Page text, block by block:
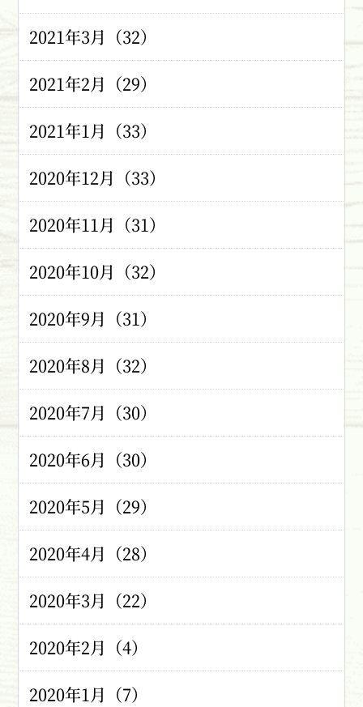
2021年3月（32）
2021年2月（29）
2021年1月（33）
2020年12月（33）
2020年11月（31）
2020年10月（32）
2020年9月（31）
2020年8月（32）
2020年7月（30）
2020年6月（30）
2020年5月（29）
2020年4月（28）
2020年3月（22）
2020年2月（4）
2020年1月（7）